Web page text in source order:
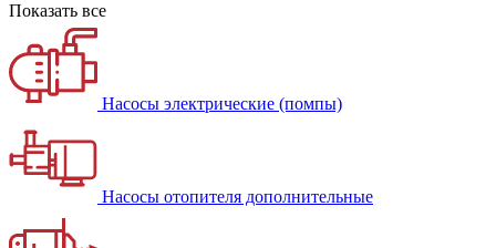
Показать все
Насосы электрические (помпы)
Насосы отопителя дополнительные